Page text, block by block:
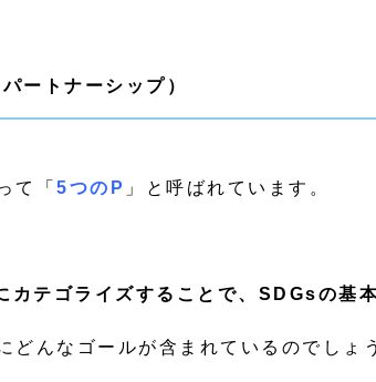
ートナーシップ）
て「 5つのP 」と呼ばれています。
カテゴライズすることで、SDGsの基
どんなゴールが含まれているのでしょ